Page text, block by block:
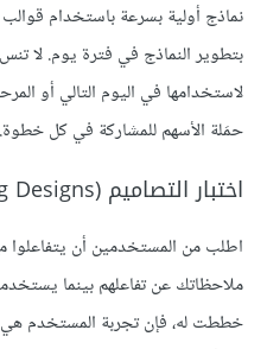
بتطوير النماذج في فترة يوم. لا
لاستخدامها في اليوم التالي أو
حمَلة الأسهم للمشاركة في كل خطوة.
اختبار التصاميم (Testing Designs)
اطلب من المستخدمين أن
ملاحظاتك عن تفاعلهم بينما
خططت له، فإن تجربة المستخدم هي